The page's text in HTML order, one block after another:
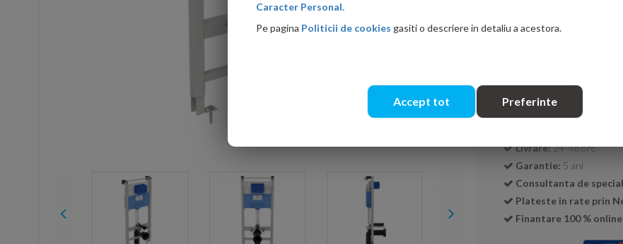
Transport GRATUIT
Livrare:24-48 ore
Garantie: 5 ani
Consultanta de
Plateste in rate prin
Finantare 100 %
Caracter Personal.
Pe pagina Politicii de cookies gasiti o descriere in detaliu a acestora.
Accept tot Preferinte